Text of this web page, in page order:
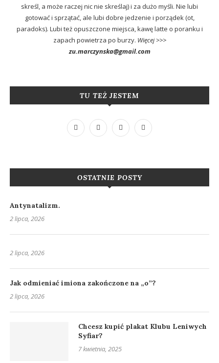
skreśl, a może raczej nic nie skreślaj) i za dużo myśli. Nie lubi
gotować i sprzątać, ale lubi dobre jedzenie i porządek (ot,
paradoks). Lubi też opuszczone miejsca, kawę latte o poranku i
zapach powietrza po burzy. Więcej >>>
zu.marczynska@gmail.com
TU TEŻ JESTEM
OSTATNIE POSTY
Antynatalizm.
2 lipca, 2026
2 lipca, 2026
Jak odmieniać imiona zakończone na „o”?
2 lipca, 2026
Chcesz kupić plakat Klubu Leniwych
Syfiar?
7 kwietnia, 2025